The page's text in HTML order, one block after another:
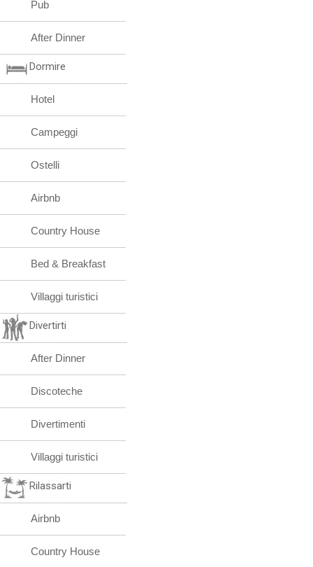
Pub
After Dinner
Dormire
Hotel
Campeggi
Ostelli
Airbnb
Country House
Bed & Breakfast
Villaggi turistici
Divertirti
After Dinner
Discoteche
Divertimenti
Villaggi turistici
Rilassarti
Airbnb
Country House